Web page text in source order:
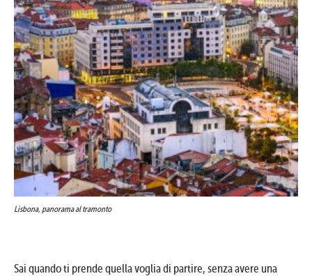
Lisbona, panorama al tramonto
Sai quando ti prende quella voglia di partire, senza avere una